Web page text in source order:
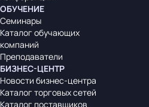
ОБУЧЕНИЕ
Семинары
Каталог обучающих
компаний
Преподаватели
БИЗНЕС-ЦЕНТР
Новости бизнес-центра
Каталог торговых сетей
Каталог поставщиков